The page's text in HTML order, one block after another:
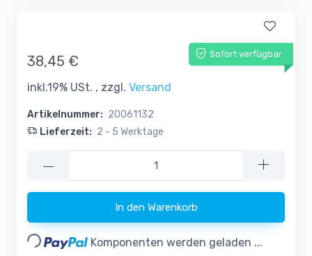
Sofort verfügbar
38,45 €
inkl.19% USt. , zzgl. Versand
Artikelnummer: 20061132
Lieferzeit: 2 - 5 Werktage
—
In den Warenkorb
Loading... Komponenten werden geladen ...